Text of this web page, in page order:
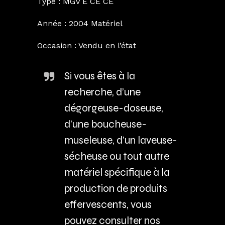
Année : 2004 Matériel
Occasion : Vendu en l’état
Si vous êtes à la
recherche, d’une
dégorgeuse-doseuse,
d’une boucheuse-
museleuse, d’un laveuse-
sécheuse ou tout autre
matériel spécifique à la
production de produits
effervescents, vous
pouvez consulter nos